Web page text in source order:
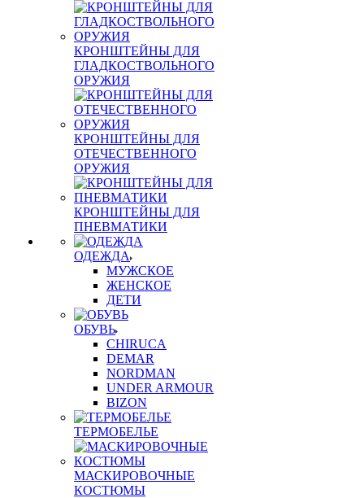
КРОНШТЕЙНЫ ДЛЯ
ГЛАДКОСТВОЛЬНОГО
ОРУЖИЯ
КРОНШТЕЙНЫ ДЛЯ
ОТЕЧЕСТВЕННОГО
ОРУЖИЯ
КРОНШТЕЙНЫ ДЛЯ
ПНЕВМАТИКИ
ОДЕЖДА
МУЖСКОЕ
ЖЕНСКОЕ
ДЕТИ
ОБУВЬ
CHIRUCA
DEMAR
NORDMAN
UNDER ARMOUR
BIZON
ТЕРМОБЕЛЬЕ
МАСКИРОВОЧНЫЕ
КОСТЮМЫ